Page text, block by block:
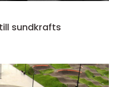
sundkrafts